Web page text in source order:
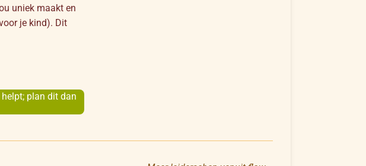
uniek maakt en
je kind). Dit
plan dit dan